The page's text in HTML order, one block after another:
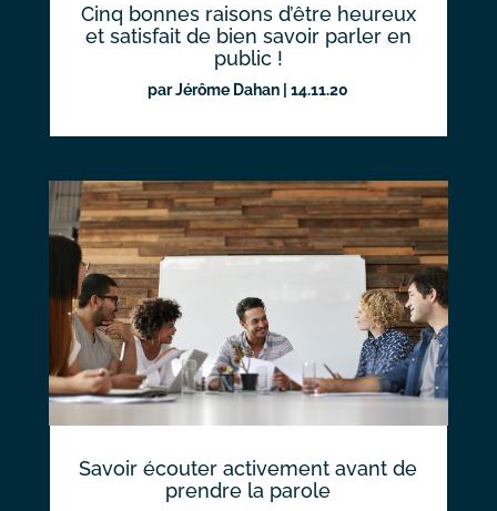
Cinq bonnes raisons d’être heureux
et satisfait de bien savoir parler en
public !
parJérôme Dahan |14.11.20
Savoir écouter activement avant de
prendre la parole